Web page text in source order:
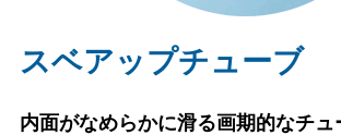
スベアップチューブ
内面がなめらかに滑る画期的なチュ